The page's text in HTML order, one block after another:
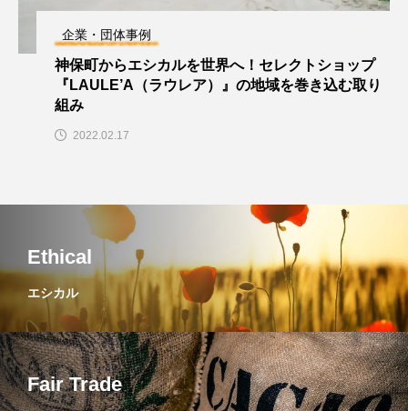
企業・団体事例
神保町からエシカルを世界へ！セレクトショップ
『LAULE’A（ラウレア）』の地域を巻き込む取り
組み
2022.02.17
Ethical
エシカル
Fair Trade